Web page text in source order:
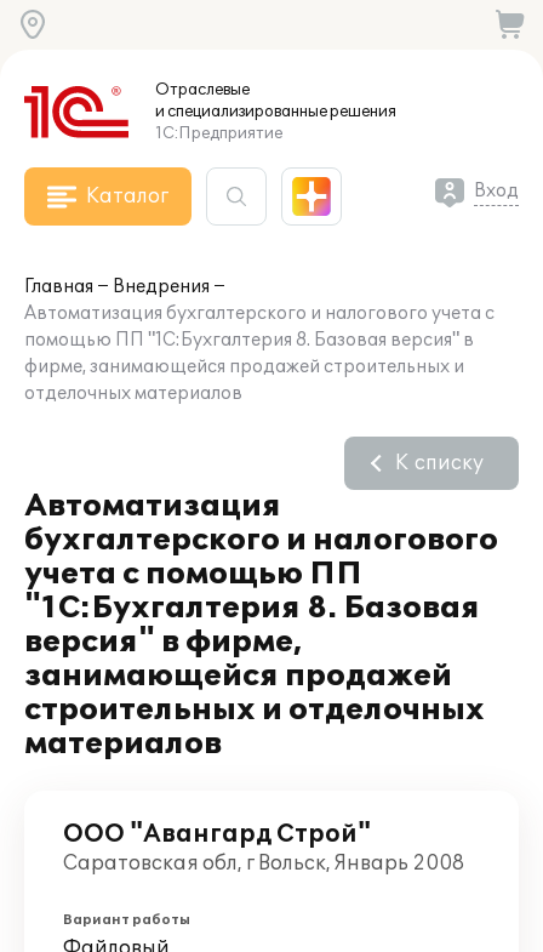
Отраслевые
и специализированныерешения
1С:Предприятие
Каталог Вход
Главная
Внедрения
Автоматизация бухгалтерского и налогового учета с
помощью ПП "1С:Бухгалтерия 8. Базовая версия" в
фирме, занимающейся продажей строительных и
отделочных материалов
Автоматизация
бухгалтерского и налогового
учета с помощью ПП
"1С:Бухгалтерия 8. Базовая
версия" в фирме,
занимающейся продажей
строительных и отделочных
материалов
К списку
ООО "Авангард Строй"
Саратовская обл, г Вольск, Январь 2008
Вариант работы